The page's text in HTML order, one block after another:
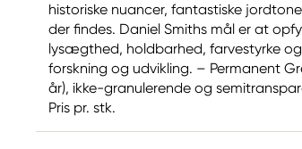
historiske nuancer, fantastiske
der findes. Daniel Smiths mål er at
lysægthed, holdbarhed, farvestyrke
forskning og udvikling. – Permanent
år), ikke-granulerende og
Pris pr. stk.